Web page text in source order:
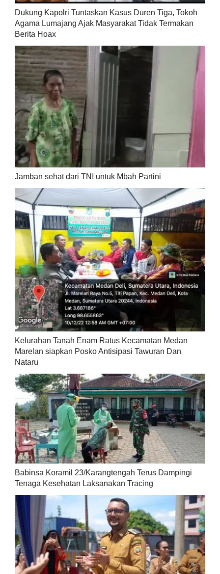
Dukung Kapolri Tuntaskan Kasus Duren Tiga, Tokoh
Agama Lumajang Ajak Masyarakat Tidak Termakan
Berita Hoax
Jamban sehat dari TNI untuk Mbah Partini
Kelurahan Tanah Enam Ratus Kecamatan Medan
Marelan siapkan Posko Antisipasi Tawuran Dan
Nataru
Babinsa Koramil 23/Karangtengah Terus Dampingi
Tenaga Kesehatan Laksanakan Tracing